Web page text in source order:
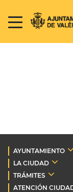
AYUNTAMIENTO
LA CIUDAD
TRÁMITES
ATENCIÓN